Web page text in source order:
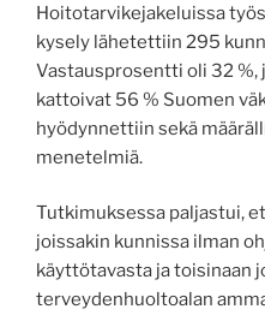
Hoitotarvikejakeluissa
kysely lähetettiin 295
Vastausprosentti oli 32 %,
kattoivat 56 % Suomen
hyödynnettiin sekä
menetelmiä.
Tutkimuksessa paljastui,
joissakin kunnissa ilman
käyttötavasta ja toisinaan
terveydenhuoltoalan